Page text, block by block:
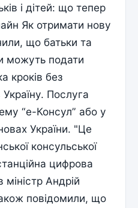
і дітей: що тепер
Як отримати нову
що батьки та
можуть подати
кроків без
Україну. Послуга
“е-Консул” або у
України. "Це
консульської
цифрова
Андрій
повідомили, що